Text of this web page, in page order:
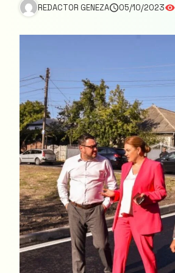
REDACTOR GENEZA 05/10/2023